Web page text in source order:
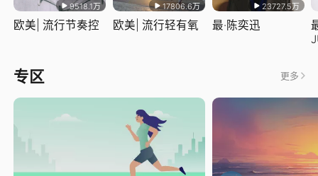
9518.1万
欧美| 流行节奏控
17806.6万
欧美| 流行轻有氧
23727.5万
最·陈奕迅
专区 更多